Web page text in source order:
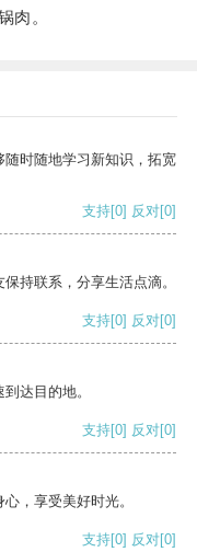
肉。
时随地学习新知识，拓宽
支持[0] 反对[0]
持联系，分享生活点滴。
支持[0] 反对[0]
达目的地。
支持[0] 反对[0]
，享受美好时光。
支持[0] 反对[0]